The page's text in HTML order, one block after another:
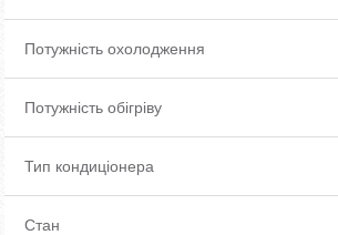
Потужність охолодження
Потужність обігріву
Тип кондиціонера
Стан